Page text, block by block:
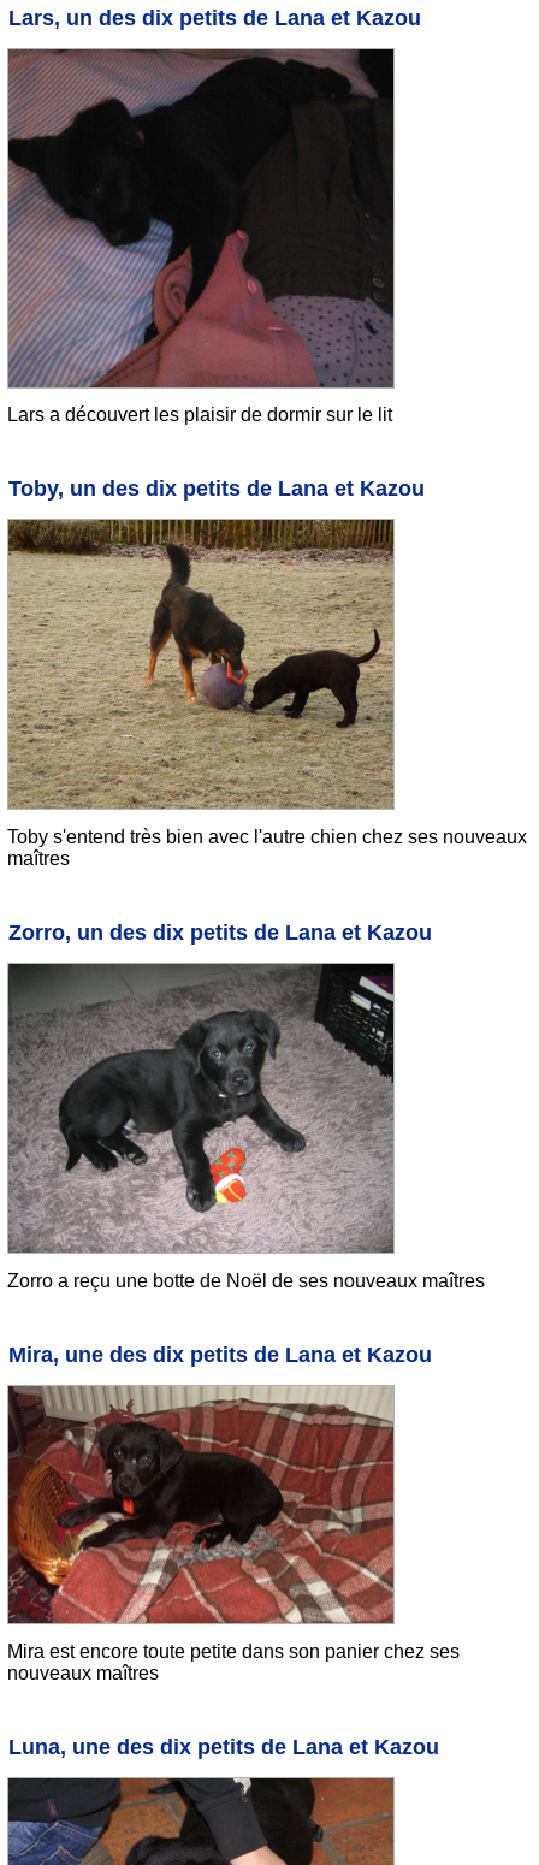
Lars, un des dix petits de Lana et Kazou
Lars a découvert les plaisir de dormir sur le lit
Toby, un des dix petits de Lana et Kazou
Toby s'entend très bien avec l'autre chien chez ses nouveaux
maîtres
Zorro, un des dix petits de Lana et Kazou
Zorro a reçu une botte de Noël de ses nouveaux maîtres
Mira, une des dix petits de Lana et Kazou
Mira est encore toute petite dans son panier chez ses
nouveaux maîtres
Luna, une des dix petits de Lana et Kazou